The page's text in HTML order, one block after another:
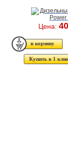
Цена:
Купить в 1